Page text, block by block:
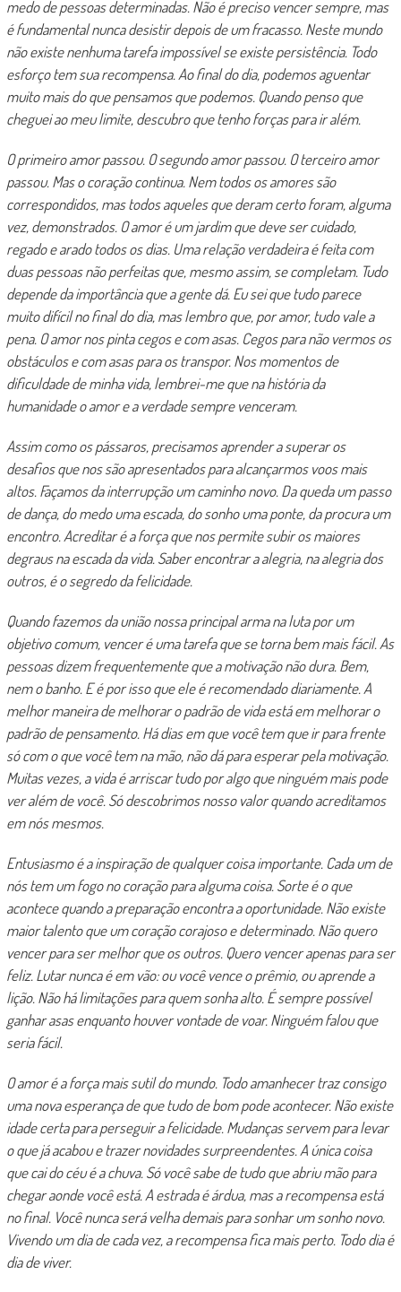
medo de pessoas determinadas. Não é preciso vencer sempre, mas
é fundamental nunca desistir depois de um fracasso. Neste mundo
não existe nenhuma tarefa impossível se existe persistência. Todo
esforço tem sua recompensa. Ao final do dia, podemos aguentar
muito mais do que pensamos que podemos. Quando penso que
cheguei ao meu limite, descubro que tenho forças para ir além.
O primeiro amor passou. O segundo amor passou. O terceiro amor
passou. Mas o coração continua. Nem todos os amores são
correspondidos, mas todos aqueles que deram certo foram, alguma
vez, demonstrados. O amor é um jardim que deve ser cuidado,
regado e arado todos os dias. Uma relação verdadeira é feita com
duas pessoas não perfeitas que, mesmo assim, se completam. Tudo
depende da importância que a gente dá. Eu sei que tudo parece
muito difícil no final do dia, mas lembro que, por amor, tudo vale a
pena. O amor nos pinta cegos e com asas. Cegos para não vermos os
obstáculos e com asas para os transpor. Nos momentos de
dificuldade de minha vida, lembrei-me que na história da
humanidade o amor e a verdade sempre venceram.
Assim como os pássaros, precisamos aprender a superar os
desafios que nos são apresentados para alcançarmos voos mais
altos. Façamos da interrupção um caminho novo. Da queda um passo
de dança, do medo uma escada, do sonho uma ponte, da procura um
encontro. Acreditar é a força que nos permite subir os maiores
degraus na escada da vida. Saber encontrar a alegria, na alegria dos
outros, é o segredo da felicidade.
Quando fazemos da união nossa principal arma na luta por um
objetivo comum, vencer é uma tarefa que se torna bem mais fácil. As
pessoas dizem frequentemente que a motivação não dura. Bem,
nem o banho. E é por isso que ele é recomendado diariamente. A
melhor maneira de melhorar o padrão de vida está em melhorar o
padrão de pensamento. Há dias em que você tem que ir para frente
só com o que você tem na mão, não dá para esperar pela motivação.
Muitas vezes, a vida é arriscar tudo por algo que ninguém mais pode
ver além de você. Só descobrimos nosso valor quando acreditamos
em nós mesmos.
Entusiasmo é a inspiração de qualquer coisa importante. Cada um de
nós tem um fogo no coração para alguma coisa. Sorte é o que
acontece quando a preparação encontra a oportunidade. Não existe
maior talento que um coração corajoso e determinado. Não quero
vencer para ser melhor que os outros. Quero vencer apenas para ser
feliz. Lutar nunca é em vão: ou você vence o prêmio, ou aprende a
lição. Não há limitações para quem sonha alto. É sempre possível
ganhar asas enquanto houver vontade de voar. Ninguém falou que
seria fácil.
O amor é a força mais sutil do mundo. Todo amanhecer traz consigo
uma nova esperança de que tudo de bom pode acontecer. Não existe
idade certa para perseguir a felicidade. Mudanças servem para levar
o que já acabou e trazer novidades surpreendentes. A única coisa
que cai do céu é a chuva. Só você sabe de tudo que abriu mão para
chegar aonde você está. A estrada é árdua, mas a recompensa está
no final. Você nunca será velha demais para sonhar um sonho novo.
Vivendo um dia de cada vez, a recompensa fica mais perto. Todo dia é
dia de viver.